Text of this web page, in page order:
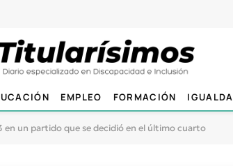
EMPLEO FORMACIÓN
en un partido que se decidió en el último cuarto